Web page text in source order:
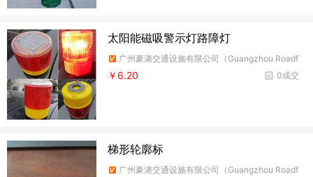
太阳能磁吸警示灯路障灯
广州豪潞交通设施有限公司（Guangzhou Roadf
ire Traffic Facilities Co.,Ltd）
0成交
￥6.20
梯形轮廓标
广州豪潞交通设施有限公司（Guangzhou Roadf